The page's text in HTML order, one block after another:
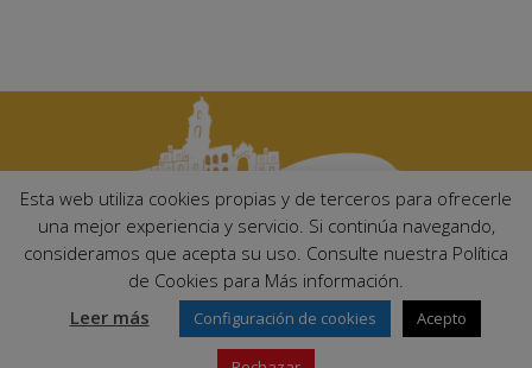
Ayuntamiento de Palma del Río. Plaza Mayor de Andalucía, 1 C.P:
14700 – Palma del Río (Córdoba)
Email:
ayuntamiento@palmadelrio.es
Teléfono: 957 71 02 44 | Fax: 957 64 47 39
Esta web utiliza cookies propias y de terceros para ofrecerle
una mejor experiencia y servicio. Si continúa navegando,
consideramos que acepta su uso. Consulte nuestra Política
de Cookies para Más información.
Leer más
Configuración de cookies Acepto